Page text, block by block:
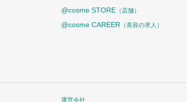
@cosme STORE （店舗）
@cosme CAREER （美容の求人）
運営会社